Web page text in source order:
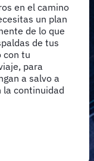
en el camino
un plan
de lo que
de tus
con tu
para
a salvo a
la continuidad